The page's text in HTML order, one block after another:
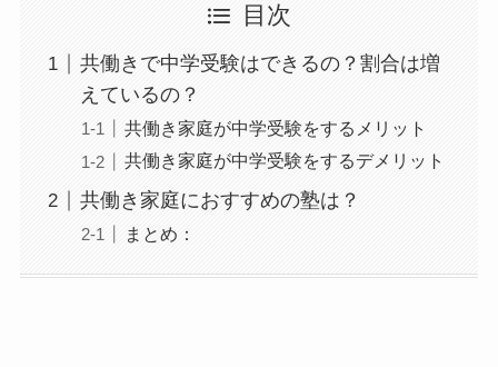
目次
共働きで中学受験はできるの？割合は増
えているの？
共働き家庭が中学受験をするメリット
共働き家庭が中学受験をするデメリット
共働き家庭におすすめの塾は？
まとめ：